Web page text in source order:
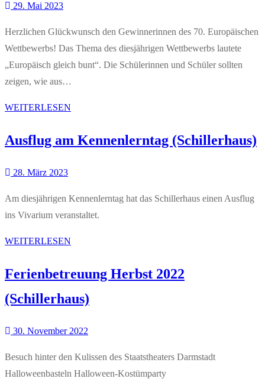
29. Mai 2023
Herzlichen Glückwunsch den Gewinnerinnen des 70. Europäischen
Wettbewerbs! Das Thema des diesjährigen Wettbewerbs lautete
„Europäisch gleich bunt“. Die Schülerinnen und Schüler sollten
zeigen, wie aus…
WEITERLESEN
Ausflug am Kennenlerntag (Schillerhaus)
28. März 2023
Am diesjährigen Kennenlerntag hat das Schillerhaus einen Ausflug
ins Vivarium veranstaltet.
WEITERLESEN
Ferienbetreuung Herbst 2022
(Schillerhaus)
30. November 2022
Besuch hinter den Kulissen des Staatstheaters Darmstadt
Halloweenbasteln Halloween-Kostümparty